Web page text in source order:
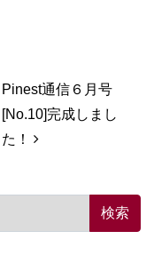
Pinest通信６月号
[No.10]完成しまし
た！